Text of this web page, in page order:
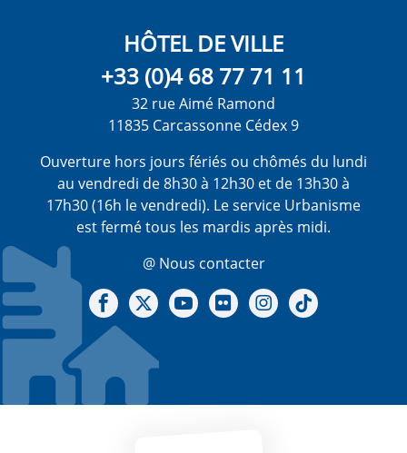
HÔTEL DE VILLE
+33 (0)4 68 77 71 11
32 rue Aimé Ramond
11835 Carcassonne Cédex 9
Ouverture hors jours fériés ou chômés du lundi
au vendredi de 8h30 à 12h30 et de 13h30 à
17h30 (16h le vendredi). Le service Urbanisme
est fermé tous les mardis après midi.
@ Nous contacter
Notre Facebook
Notre X - (twitter)
Notre chaine Youtube
Notre Gallerie sur Flickr
Notre Instagram